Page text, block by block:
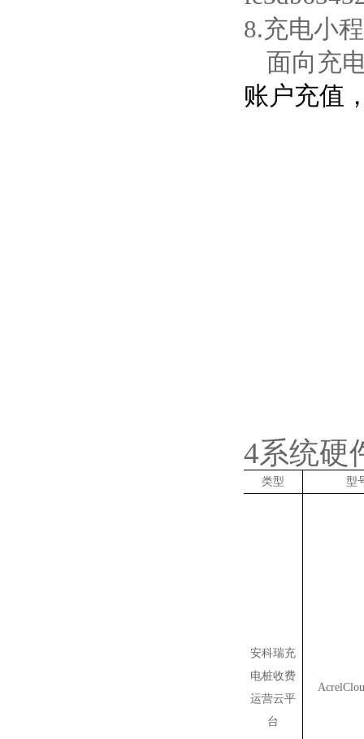
8.充电小
面向充
账户充值
4系统硬
类型 型
安科瑞充
电桩收费
运营云平
台